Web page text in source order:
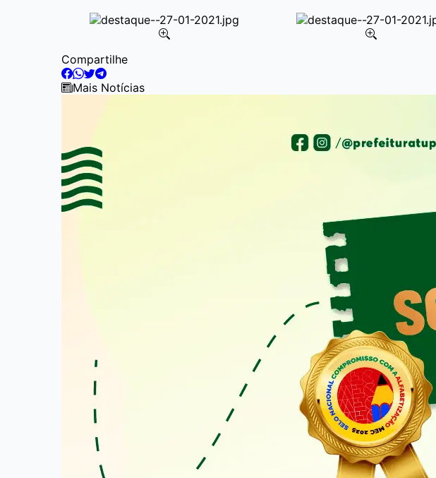
Item
2
of
Compartilhe
Mais Notícias